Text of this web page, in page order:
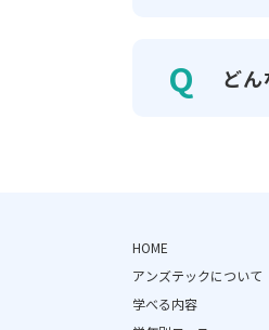
ど
HOME
アンズテックについて
学べる内容